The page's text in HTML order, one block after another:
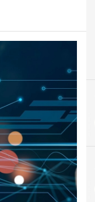
C cyber risk